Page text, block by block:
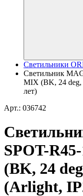
Светильники
Светильник
MIX (BK, 24
лет)
Арт.: 036742
SPOT-
(BK, 24
(Arlight,